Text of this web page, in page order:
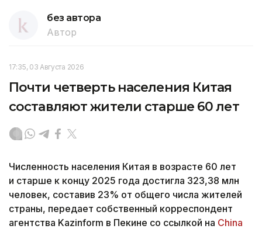
без автора
Автор
17:35, 03 Августа 2026
Почти четверть населения Китая
составляют жители старше 60 лет
Численность населения Китая в возрасте 60 лет
и старше к концу 2025 года достигла 323,38 млн
человек, составив 23% от общего числа жителей
страны, передает собственный корреспондент
агентства Kazinform в Пекине со ссылкой на China